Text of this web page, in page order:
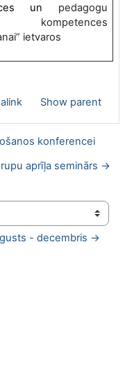
un pedagogu
kompetences
ietvaros
Show parent
konferencei
aprīļa seminārs →
- decembris →